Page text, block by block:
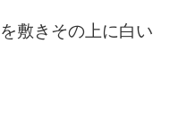
敷きその上に白い